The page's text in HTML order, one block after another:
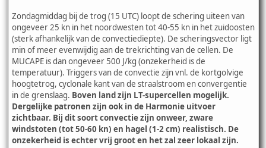
Zondagmiddag bij de trog (15 UTC) loopt de schering uiteen van
ongeveer 25 kn in het noordwesten tot 40-55 kn in het zuidoosten
(sterk afhankelijk van de convectiediepte). De scheringsvector ligt
min of meer evenwijdig aan de trekrichting van de cellen. De
MUCAPE is dan ongeveer 500 J/kg (onzekerheid is de
temperatuur). Triggers van de convectie zijn vnl. de kortgolvige
hoogtetrog, cyclonale kant van de straalstroom en convergentie
in de grenslaag. Boven land zijn LT-supercellen mogelijk.
Dergelijke patronen zijn ook in de Harmonie uitvoer
zichtbaar. Bij dit soort convectie zijn onweer, zware
windstoten (tot 50-60 kn) en hagel (1-2 cm) realistisch. De
onzekerheid is echter vrij groot en het zal zeer lokaal zijn.